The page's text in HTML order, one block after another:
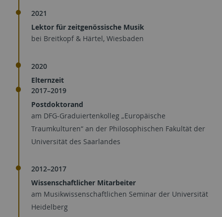
2021
Lektor für zeitgenössische Musik
bei Breitkopf & Härtel, Wiesbaden
2020
Elternzeit
2017–2019
Postdoktorand
am DFG-Graduiertenkolleg „Europäische
Traumkulturen“ an der Philosophischen Fakultät der
Universität des Saarlandes
2012–2017
Wissenschaftlicher Mitarbeiter
am Musikwissenschaftlichen Seminar der Universität
Heidelberg